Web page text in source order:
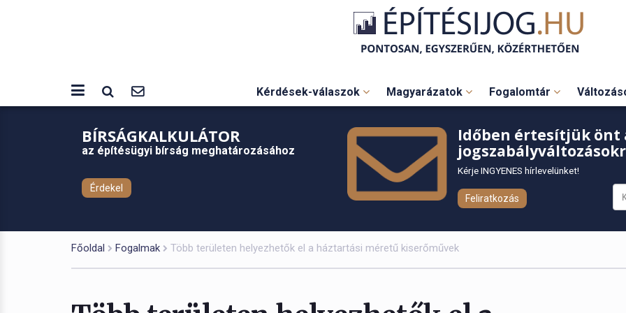
Kérdések-válaszok Magyarázatok Fogalomtár
BÍRSÁGKALKULÁTOR
az építésügyi bírság meghatározásához
Érdekel
Időben értesítjük önt
Kérje INGYENES hírlevelünket!
Feliratkozás
Főoldal Fogalmak Több területen helyezhetők el a háztartási méretű kiserőművek